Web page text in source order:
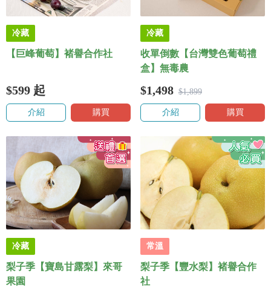
冷藏
【巨峰葡萄】褚譽合作社
$599 起
介紹 購買
冷藏
收單倒數【台灣雙色葡萄禮
盒】無毒農
$1,498 $1,899
介紹 購買
冷藏
梨子季【寶島甘露梨】來哥
果園
常溫
梨子季【豐水梨】褚譽合作
社